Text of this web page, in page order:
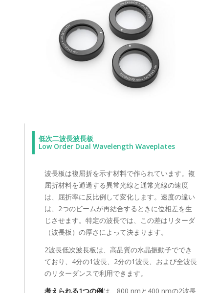
低次二波長波長板
Low Order Dual Wavelength Waveplates
波長板は複屈折を示す材料で作られています。複
屈折材料を通過する異常光線と通常光線の速度
は、屈折率に反比例して変化します。速度の違い
は、2つのビームが再結合するときに位相差を生
じさせます。特定の波長では、この差はリターダ
（波長板）の厚さによって決まります。
2波長低次波長板は、高品質の水晶振動子ででき
ており、4分の1波長、2分の1波長、および全波長
のリターダンスで利用できます。
考えられる1つの例は、800 nmと400 nmの2波長